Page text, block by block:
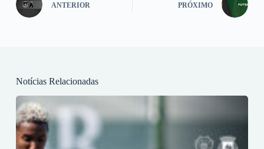
ANTERIOR PRÓXIMO
Notícias Relacionadas